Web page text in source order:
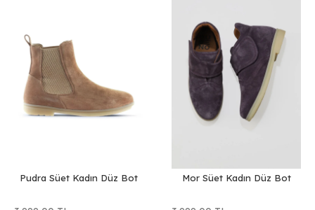
Pudra Süet Kadın Düz Bot Mor Süet Kadın Düz Bot